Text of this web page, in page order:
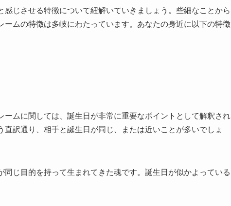
感じさせる特徴について紐解いていきましょう。些細なことから
ームの特徴は多岐にわたっています。あなたの身近に以下の特徴
ムに関しては、誕生日が非常に重要なポイントとして解釈され
訳通り、相手と誕生日が同じ、または近いことが多いでしょ
じ目的を持って生まれてきた魂です。誕生日が似かよっている